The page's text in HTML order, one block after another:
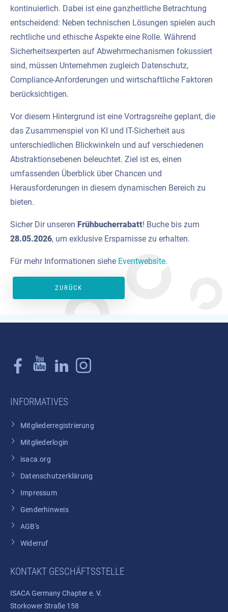
kontinuierlich. Dabei ist eine ganzheitliche Betrachtung
entscheidend: Neben technischen Lösungen spielen auch
rechtliche und ethische Aspekte eine Rolle. Während
Sicherheitsexperten auf Abwehrmechanismen fokussiert
sind, müssen Unternehmen zugleich Datenschutz,
Compliance-Anforderungen und wirtschaftliche Faktoren
berücksichtigen.
Vor diesem Hintergrund ist eine Vortragsreihe geplant, die
das Zusammenspiel von KI und IT-Sicherheit aus
unterschiedlichen Blickwinkeln und auf verschiedenen
Abstraktionsebenen beleuchtet. Ziel ist es, einen
umfassenden Überblick über Chancen und
Herausforderungen in diesem dynamischen Bereich zu
bieten.
Sicher Dir unseren Frühbucherrabatt! Buche bis zum
28.05.2026, um exklusive Ersparnisse zu erhalten.
Für mehr Informationen siehe Eventwebsite.
ZURÜCK
INFORMATIVES
Mitgliederregistrierung
Mitgliederlogin
isaca.org
Datenschutzerklärung
Impressum
Genderhinweis
AGB's
Widerruf
KONTAKT GESCHÄFTSSTELLE
ISACA Germany Chapter e. V.
Storkower Straße 158